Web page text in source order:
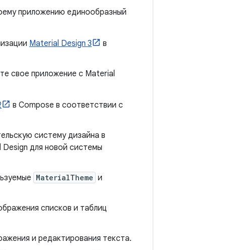
приложению единообразный
Material Design 3
в
свое приложение с Material
в Compose в соответствии с
систему дизайна в
для новой системы
MaterialTheme и
списков и таблиц
и редактирования текста.